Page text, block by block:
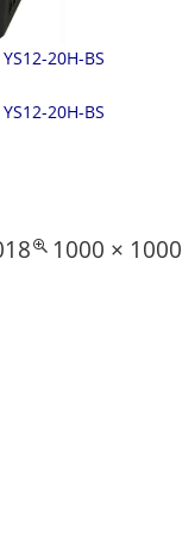
20H-BS
20H-BS
Full
1000 × 1000